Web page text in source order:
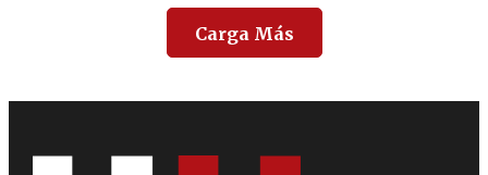
Carga Más